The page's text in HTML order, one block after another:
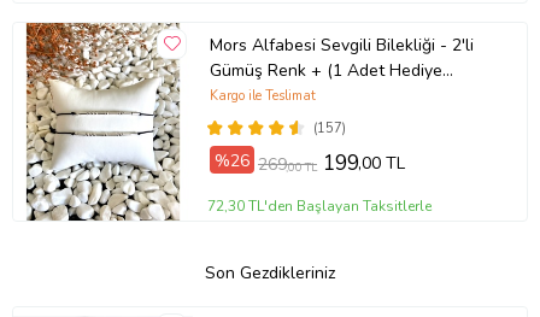
Mors Alfabesi Sevgili Bilekliği - 2'li
Gümüş Renk + (1 Adet Hediye
Bileklik)
(157)
Kargo ile Teslimat
%26 269,00 TL 199,00 TL
72,30 TL'den Başlayan Taksitlerle
Son Gezdikleriniz